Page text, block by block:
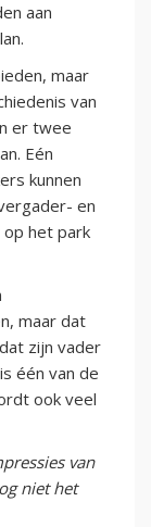
aan
maar
van
er twee
Eén
kunnen
en
het park
maar dat
zijn vader
één van de
ook veel
van
niet het